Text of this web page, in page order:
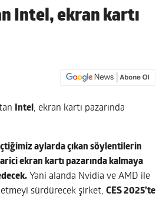
Intel, ekran kartı
Intel , ekran kartı pazarında
aylarda çıkan söylentilerin
ekran kartı pazarında kalmaya
Yani alanda Nvidia ve AMD ile
sürdürecek şirket, CES 2025’te